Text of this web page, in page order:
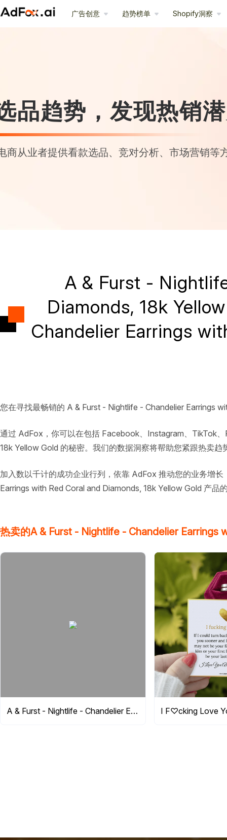
广告创意 趋势榜单 Shopify洞察
品趋势，发现热销
商从业者提供看款选品、竞对分析、市场营销等
A & Furst -
Diamonds, 18k
Chandelier Earrings
您在寻找最畅销的 A & Furst - Nightlife - Chandelier Earrings
通过 AdFox，你可以在包括 Facebook、Instagram、TikTok
18k Yellow Gold 的秘密。我们的数据洞察将帮助您紧跟热卖
加入数以千计的成功企业行列，依靠 AdFox 推动您的业务增
Earrings with Red Coral and Diamonds, 18k Yellow Gold 产品
热卖的A & Furst - Nightlife - Chandelier Earrings
A & Furst - Nightlife - Chandelier Earrings with Red Coral and Diamonds, 18k Yellow Gold I F♡cking Love